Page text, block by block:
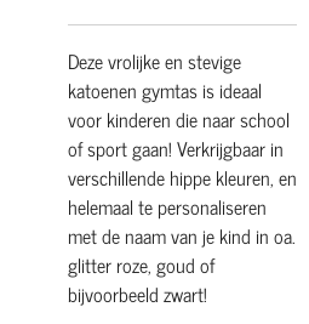
Deze vrolijke en stevige
katoenen gymtas is ideaal
voor kinderen die naar school
of sport gaan! Verkrijgbaar in
verschillende hippe kleuren, en
helemaal te personaliseren
met de naam van je kind in oa.
glitter roze, goud of
bijvoorbeeld zwart!